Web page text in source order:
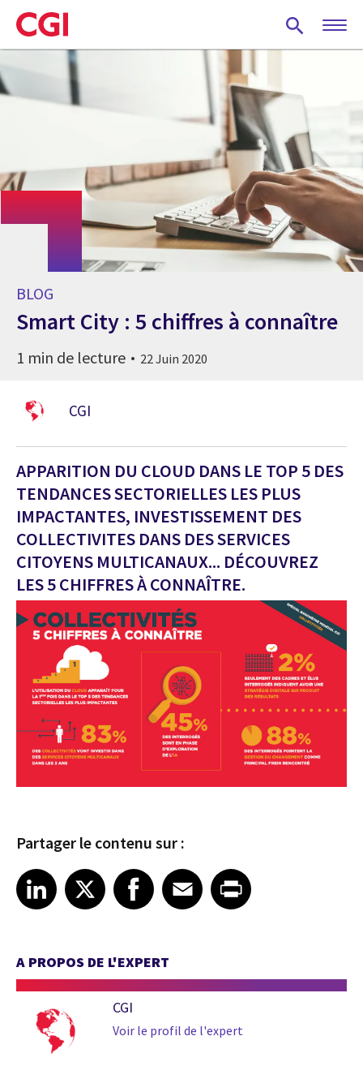
Skip
to
main
BLOG
Smart City : 5 chiffres à connaître
1 min de lecture 22 Juin 2020
CGI
APPARITION DU CLOUD DANS LE TOP 5 DES
TENDANCES SECTORIELLES LES PLUS
IMPACTANTES, INVESTISSEMENT DES
COLLECTIVITES DANS DES SERVICES
CITOYENS MULTICANAUX... DÉCOUVREZ
LES 5 CHIFFRES À CONNAÎTRE.
Partager le contenu sur :
Share article on LinkedIn
LinkedIn
Share article on XShare article on Facebook
Facebook
Share article on Email
EmailShare article on Print
A PROPOS DE L'EXPERT
CGI
Voir le profil de l'expert